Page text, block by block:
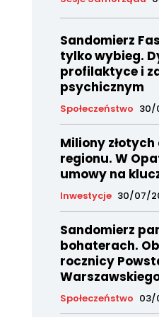
Sandomierz
tylko wybieg.
profilaktyce i
psychicznym
Społeczeństwo 30/
Miliony
regionu. W
umowy na
Inwestycje 30/07/
Sandomierz
bohaterach.
rocznicy
Społeczeństwo 03/